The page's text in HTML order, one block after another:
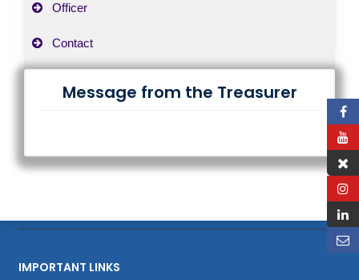
Officer
Contact
Message from the Treasurer
IMPORTANT LINKS